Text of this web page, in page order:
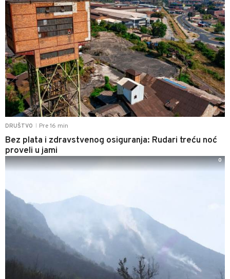
DRUŠTVO Pre 16 min
Bez plata i zdravstvenog osiguranja: Rudari treću noć
proveli u jami
0